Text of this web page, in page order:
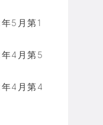
5月第1
4月第5
4月第4